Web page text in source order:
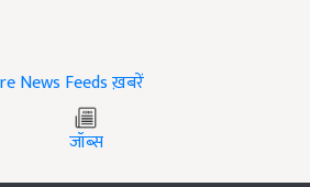
ख़बरें
जॉब्स